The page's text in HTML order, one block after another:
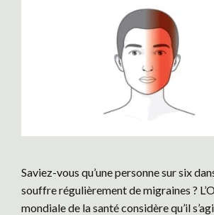
Saviez-vous qu’une personne sur six
souffre régulièrement de migraines ?
mondiale de la santé considère qu’il